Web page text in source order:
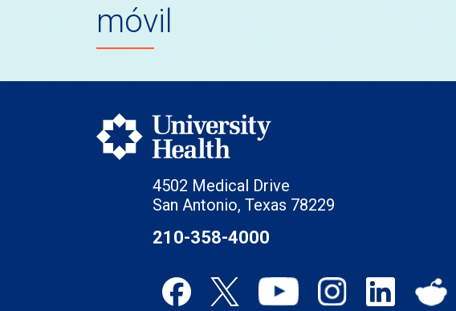
móvil
4502 Medical Drive
San Antonio, Texas 78229
210-358-4000